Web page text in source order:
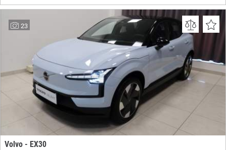
23
Volvo - EX30